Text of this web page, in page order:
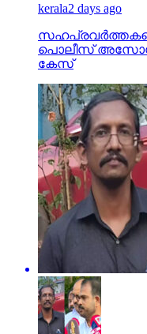
kerala2 days ago
സഹപ്രവര്‍ത്തകയെ
പൊലീസ്
കേസ്